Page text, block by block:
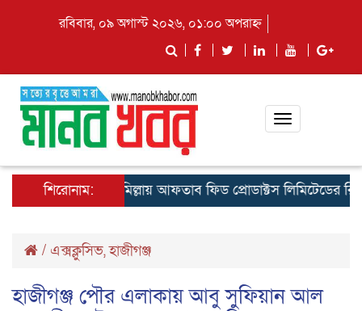
রবিবার, ০৯ অগাস্ট ২০২৬, ০১:০০ অপরাহ্ন
Toggle
শিরোনাম:কুমিল্লায় আফতাব ফিড প্রোডাক্টস লিমিটেডের
/ এক্সক্লুসিভ,হাজীগঞ্জ
হাজীগঞ্জ পৌর এলাকায় আবু সুফিয়ান আল